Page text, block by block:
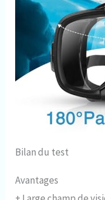
Bilan du test
Avantages